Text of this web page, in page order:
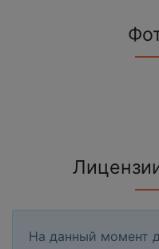
На данный момент